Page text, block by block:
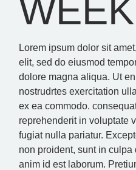
WEEK
Lorem ipsum dolor sit
elit, sed do eiusmod
dolore magna aliqua. Ut
nostrudrtes exercitation
ex ea commodo.
reprehenderit in voluptate
fugiat nulla pariatur.
non proident, sunt in
anim id est laborum.